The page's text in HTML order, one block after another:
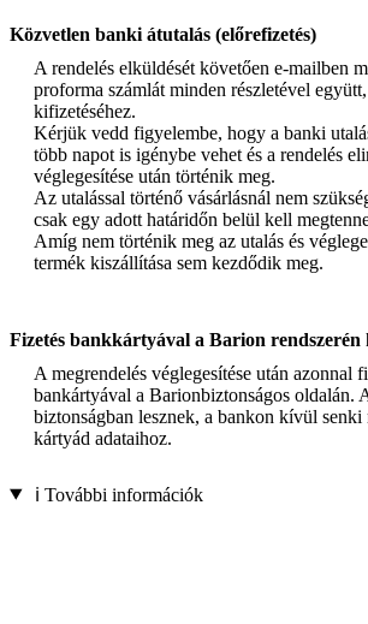
Közvetlen banki átutalás (előrefizetés)
A rendelés elküldését követően e-mailben
proforma számlát minden részletével
kifizetéséhez.
Kérjük vedd figyelembe, hogy a banki
több napot is igénybe vehet és a rendelés
véglegesítése után történik meg.
Az utalással történő vásárlásnál nem
csak egy adott határidőn belül kell
Amíg nem történik meg az utalás és
termék kiszállítása sem kezdődik meg.
Fizetés bankkártyával a Barion rendszerén
A megrendelés véglegesítése után azonnal
bankártyával a Barionbiztonságos oldalán.
biztonságban lesznek, a bankon kívül senki
kártyád adataihoz.
ℹ️ További információk